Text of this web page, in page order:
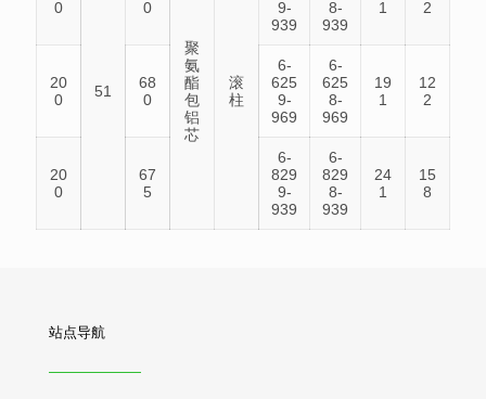
0
51
0
聚
氨
酯
包
铝
芯
滚
柱
9-
939
8-
939
1
2
20
0
68
0
6-
625
9-
969
6-
625
8-
969
19
1
12
2
20
0
67
5
6-
829
9-
939
6-
829
8-
939
24
1
15
8
站点导航